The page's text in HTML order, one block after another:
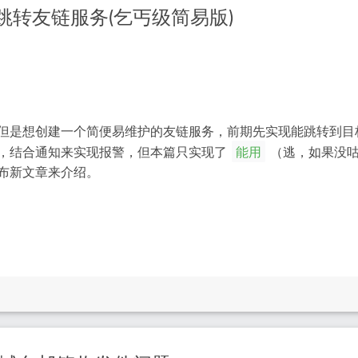
转友链服务(乞丐级简易版)
想创建一个简便易维护的友链服务，前期先实现能跳转到
结合通知来实现报警，但本篇只实现了
能用
（逃，如果没
新文章来介绍。